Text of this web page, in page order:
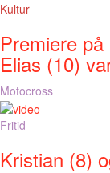
Kultur
Premiere
Elias (10)
Motocross
Fritid
Kristian (8)